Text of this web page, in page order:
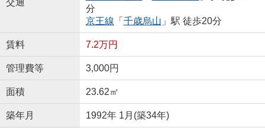
交通
分
京王線 「 千歳烏山 」駅 徒歩20分
賃料 7.2万円
管理費等 3,000円
面積 23.62㎡
築年月 1992年 1月(築34年)